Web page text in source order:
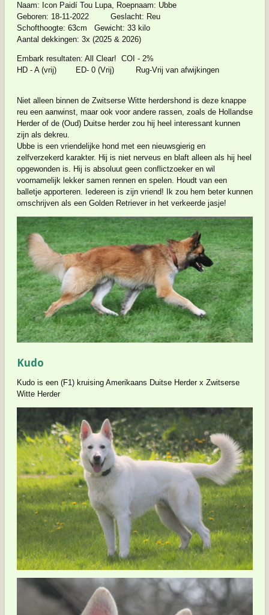
Naam: Icon Paidí Tou Lupa, Roepnaam: Ubbe
Geboren: 18-11-2022 Geslacht: Reu
Schofthoogte: 63cm Gewicht: 33 kilo
Aantal dekkingen: 3x (2025 & 2026)
Embark resultaten: All Clear! COI - 2%
HD - A (vrij) ED- 0 (Vrij) Rug-Vrij van afwijkingen
Niet alleen binnen de Zwitserse Witte herdershond is deze knappe
reu een aanwinst, maar ook voor andere rassen, zoals de Hollandse
Herder of de (Oud) Duitse herder zou hij heel interessant kunnen
zijn als dekreu.
Ubbe is een vriendelijke hond met een nieuwsgierig en
zelfverzekerd karakter. Hij is niet nerveus en blaft alleen als hij heel
opgewonden is. Hij is absoluut geen conflictzoeker en wil
voornamelijk lekker samen rennen en spelen. Houdt van een
balletje apporteren. Iedereen is zijn vriend! Ik zou hem beter kunnen
omschrijven als een Golden Retriever in het verkeerde jasje!
Kudo
Kudo is een (F1) kruising Amerikaans Duitse Herder x Zwitserse
Witte Herder